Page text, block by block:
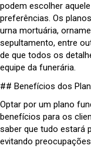
podem escolher
preferências. Os
urna mortuária,
sepultamento, entre
de que todos os
equipe da funerária.
## Benefícios dos
Optar por um plano
benefícios para os
saber que tudo estará
evitando